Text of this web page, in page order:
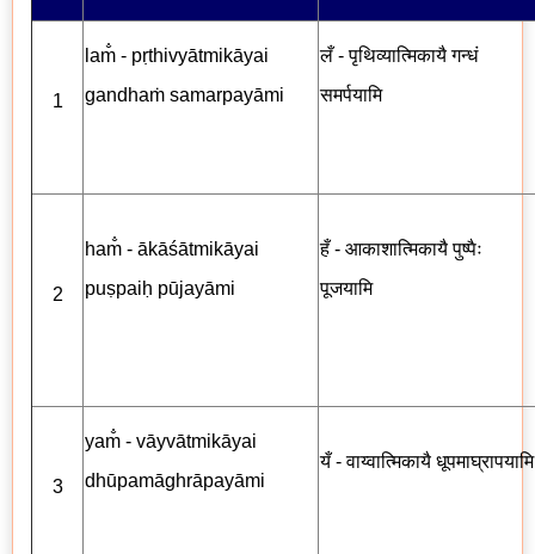
1
lam̐ - pṛthivyātmikāyai
gandhaṁ samarpayāmi
लँ - पृथिव्यात्मिकायै गन्धं
समर्पयामि
2
ham̐ - ākāśātmikāyai
puṣpaiḥ pūjayāmi
हँ - आकाशात्मिकायै पुष्पैः
पूजयामि
3
yam̐ - vāyvātmikāyai
dhūpamāghrāpayāmi
यँ - वाय्वात्मिकायै धूपमाघ्रापयामि